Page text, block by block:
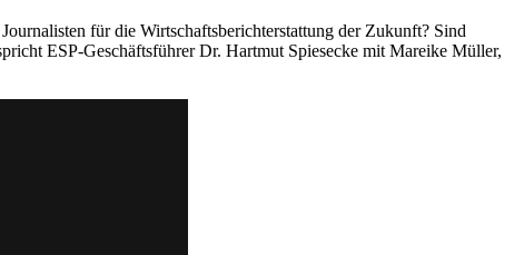
für die Wirtschaftsberichterstattung der Zukunft? Sind
ESP-Geschäftsführer Dr. Hartmut Spiesecke mit Mareike Müller,